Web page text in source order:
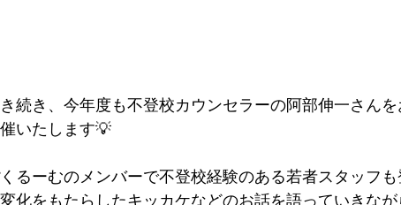
続き、今年度も不登校カウンセラーの阿部伸一さん
いたします💡
るーむのメンバーで不登校経験のある若者スタッフ
化をもたらしたキッカケなどのお話を語っていきな